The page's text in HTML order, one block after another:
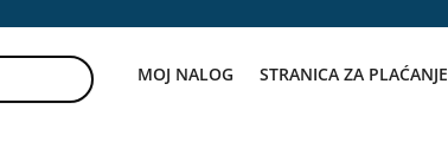
MOJ NALOG STRANICA ZA PLAĆANJE